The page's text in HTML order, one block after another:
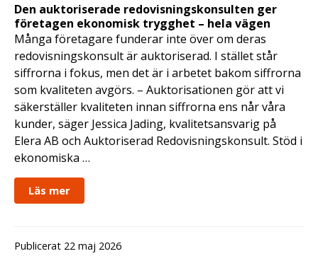
Den auktoriserade redovisningskonsulten ger
företagen ekonomisk trygghet – hela vägen
Många företagare funderar inte över om deras
redovisningskonsult är auktoriserad. I stället står
siffrorna i fokus, men det är i arbetet bakom siffrorna
som kvaliteten avgörs. – Auktorisationen gör att vi
säkerställer kvaliteten innan siffrorna ens når våra
kunder, säger Jessica Jading, kvalitetsansvarig på
Elera AB och Auktoriserad Redovisningskonsult. Stöd i
ekonomiska …
Läs mer
Publicerat 22 maj 2026